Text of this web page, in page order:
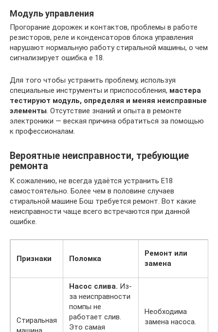
Модуль управления
Прогорание дорожек и контактов, проблемы в работе
резисторов, реле и конденсаторов блока управления
нарушают нормальную работу стиральной машины, о чем
сигнализирует ошибка е 18.
Для того чтобы устранить проблему, используя
специальные инструменты и приспособления, мастера
тестируют модуль, определяя и меняя неисправные
элементы . Отсутствие знаний и опыта в ремонте
электроники — веская причина обратиться за помощью
к профессионалам.
Вероятные неисправности, требующие
ремонта
К сожалению, не всегда удаётся устранить Е18
самостоятельно. Более чем в половине случаев
стиральной машине Бош требуется ремонт. Вот какие
неисправности чаще всего встречаются при данной
ошибке.
Признаки Поломка
Ремонт или
замена
Стиральная
Насос слива. Из-
за неисправности
помпы не
работает слив.
Это самая
Необходима
замена насоса.